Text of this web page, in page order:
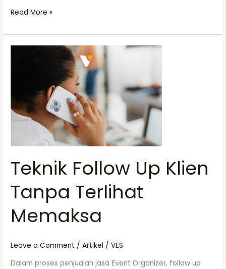
Read More »
Teknik Follow Up Klien
Tanpa Terlihat
Memaksa
Leave a Comment /Artikel /VES
Dalam proses penjualan jasa Event Organizer, follow up
Tanpa
Terlihat
Memaksa